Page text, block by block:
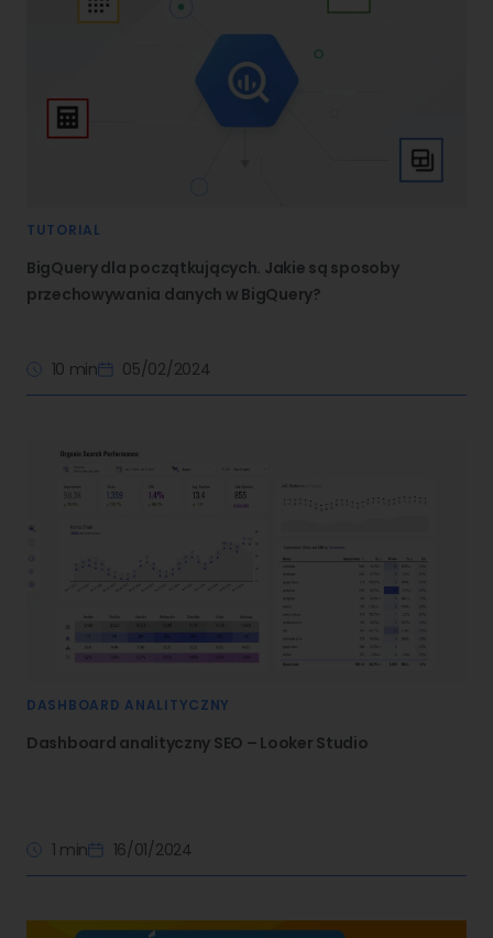
TUTORIAL
BigQuery dla początkujących. Jakie są sposoby
przechowywania danych w BigQuery?
10 min 05/02/2024
DASHBOARD ANALITYCZNY
Dashboard analityczny SEO – Looker Studio
1 min 16/01/2024